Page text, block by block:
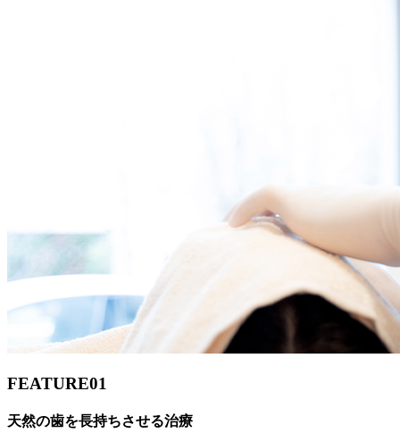
FEATURE01
天然の歯を長持ちさせる治療